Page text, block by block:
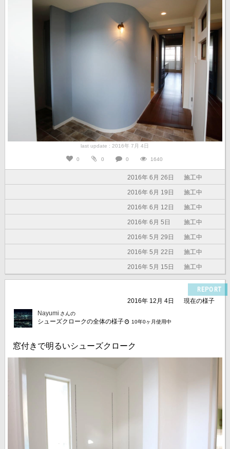
last update : 2016年 7月 4日
0 0 0 1640
2016年 6月 26日 施工中
2016年 6月 19日 施工中
2016年 6月 12日 施工中
2016年 6月 5日 施工中
2016年 5月 29日 施工中
2016年 5月 22日 施工中
2016年 5月 15日 施工中
REPORT
2016年 12月 4日
現在の様子
Nayumi さんの
シューズクロークの全体の様子 10年0ヶ月使用中
窓付きで明るいシューズクローク